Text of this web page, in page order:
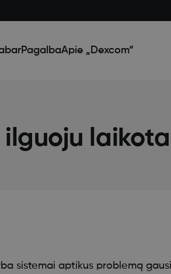
PagalbaApie „Dexcom“
ilguoju
sistemai aptikus problemą